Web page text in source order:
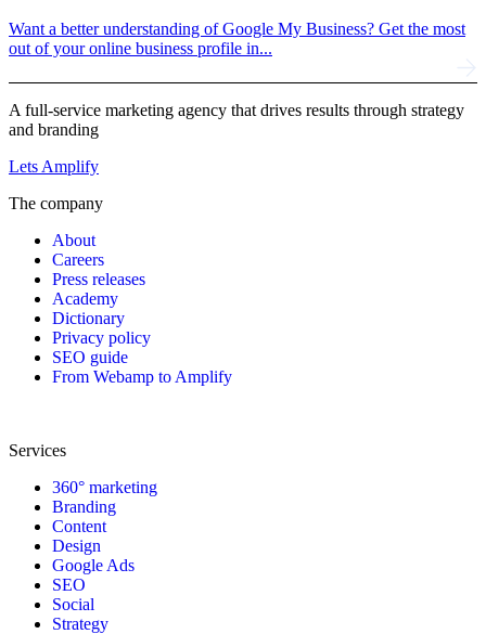
Want a better understanding of Google My Business? Get the most
out of your online business profile in...
A full-service marketing agency that drives results through strategy
and branding
Lets Amplify
The company
About
Careers
Press releases
Academy
Dictionary
Privacy policy
SEO guide
From Webamp to Amplify
Services
360° marketing
Branding
Content
Design
Google Ads
SEO
Social
Strategy